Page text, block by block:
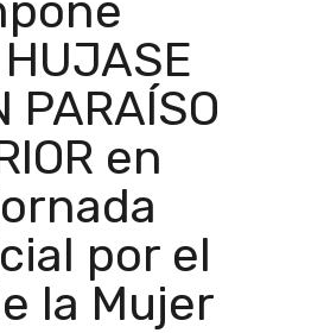
PARAÍSO
en
por el
la Mujer